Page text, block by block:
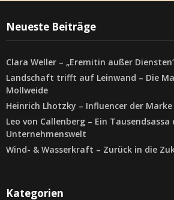
Neueste Beiträge
Clara Weller – „Eremitin außer
Landschaft trifft auf Leinwand – Die
Mollweide
Heinrich Lhotzky – Influencer der
Leo von Callenberg – Ein Tausendsassa
Unternehmenswelt
Wind- & Wasserkraft – Zurück in die
Kategorien